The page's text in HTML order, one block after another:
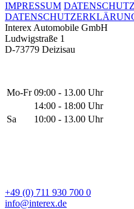
IMPRESSUM DATENSCHUTZ
Interex Automobile GmbH
Ludwigstraße 1
D-73779 Deizisau
Mo-Fr 09:00 - 13.00 Uhr
14:00 - 18:00 Uhr
Sa
10:00 - 13.00 Uhr
+49 (0) 711 930 700 0
info@interex.de